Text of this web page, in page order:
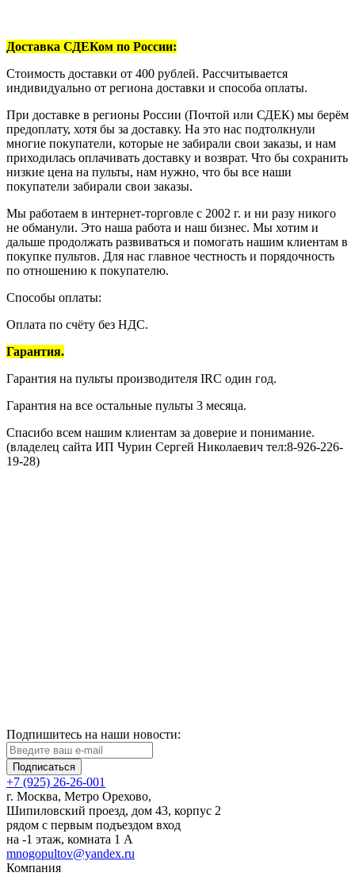
Доставка СДЕКом по России:
Стоимость доставки от 400 рублей. Рассчитывается
индивидуально от региона доставки и способа оплаты.
При доставке в регионы России (Почтой или СДЕК) мы берём
предоплату, хотя бы за доставку. На это нас подтолкнули
многие покупатели, которые не забирали свои заказы, и нам
приходилась оплачивать доставку и возврат. Что бы сохранить
низкие цена на пульты, нам нужно, что бы все наши
покупатели забирали свои заказы.
Мы работаем в интернет-торговле с 2002 г. и ни разу никого
не обманули. Это наша работа и наш бизнес. Мы хотим и
дальше продолжать развиваться и помогать нашим клиентам в
покупке пультов. Для нас главное честность и порядочность
по отношению к покупателю.
Способы оплаты:
Оплата по счёту без НДС.
Гарантия.
Гарантия на пульты производителя IRC один год.
Гарантия на все остальные пульты 3 месяца.
Спасибо всем нашим клиентам за доверие и понимание.
(владелец сайта ИП Чурин Сергей Николаевич тел:8-926-226-
19-28)
Подпишитесь на наши новости:
Подписаться
+7 (925) 26-26-001
г. Москва, Метро Орехово,
Шипиловский проезд, дом 43, корпус 2
рядом с первым подъездом вход
на -1 этаж, комната 1 А
mnogopultov@yandex.ru
Компания